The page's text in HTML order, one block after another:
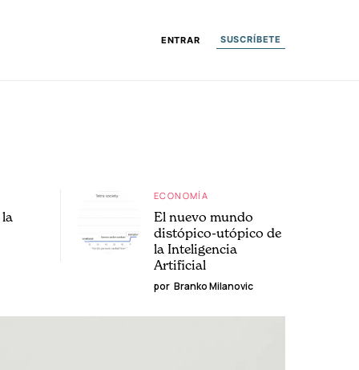
ENTRAR SUSCRÍBETE
ECONOMÍA
El nuevo mundo
distópico-utópico de
la Inteligencia
Artificial
por Branko Milanovic